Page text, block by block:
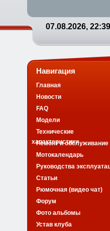
07.08.2026, 22:39
Навигация
Главная
Новости
FAQ
Модели
Технические
характеристики
Ремонт и обслуживание
Мотокалендарь
Руководства
Статьи
Рюмочная (видео чат)
Форум
Фото альбомы
Устав клуба